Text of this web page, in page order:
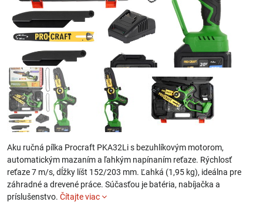
Aku ručná pílka Procraft PKA32Li s bezuhlíkovým motorom,
automatickým mazaním a ľahkým napínaním reťaze. Rýchlosť
reťaze 7 m/s, dĺžky líšt 152/203 mm. Ľahká (1,95 kg), ideálna pre
záhradné a drevené práce. Súčasťou je batéria, nabíjačka a
príslušenstvo. Čítajte viac